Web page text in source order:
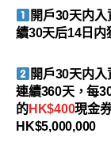
開戶30天内
續30天后14日内
開戶30天内
連續360天，每
的HK$400現金
HK$5,000,000